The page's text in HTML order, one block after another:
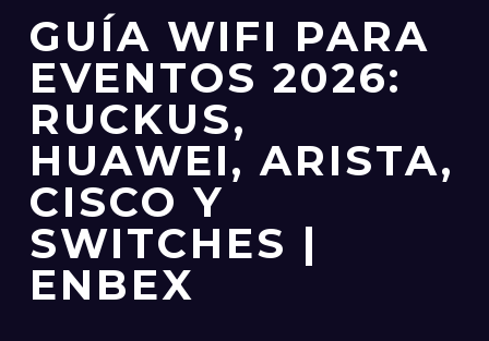
GUÍA WIFI PARA
EVENTOS 2026:
RUCKUS,
HUAWEI, ARISTA,
CISCO Y
SWITCHES |
ENBEX